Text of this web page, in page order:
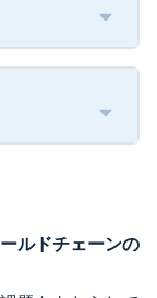
ルドチェーンの